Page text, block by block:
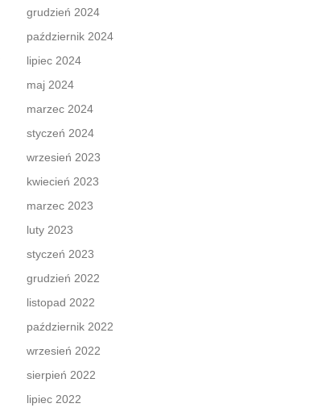
grudzień 2024
październik 2024
lipiec 2024
maj 2024
marzec 2024
styczeń 2024
wrzesień 2023
kwiecień 2023
marzec 2023
luty 2023
styczeń 2023
grudzień 2022
listopad 2022
październik 2022
wrzesień 2022
sierpień 2022
lipiec 2022